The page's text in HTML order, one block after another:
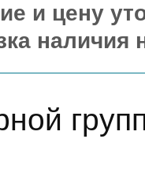
и цену
наличия